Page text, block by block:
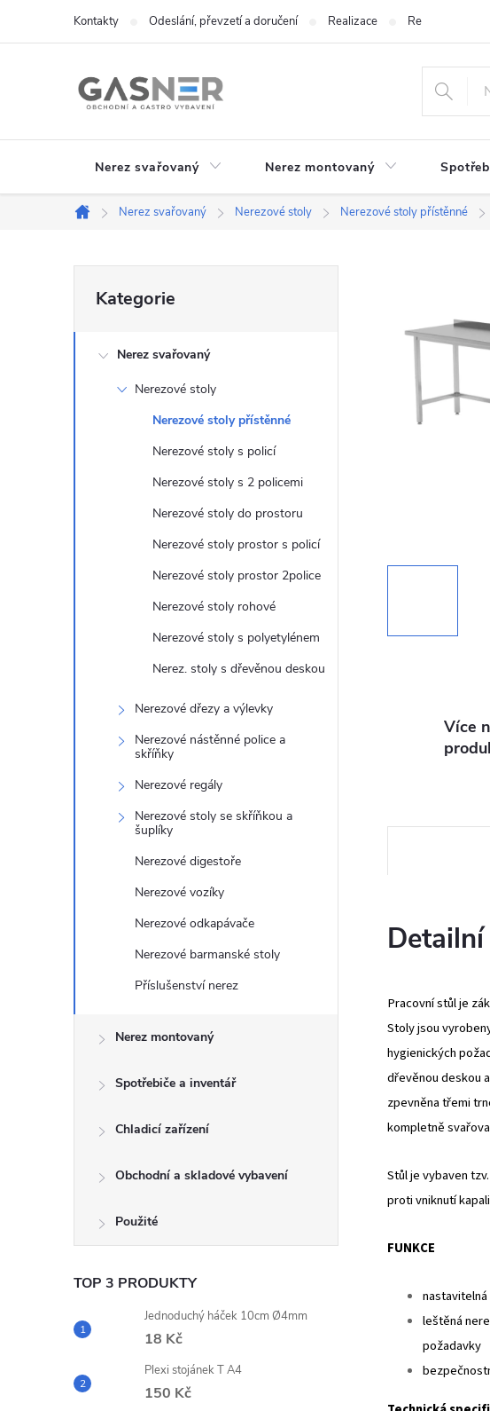
Kontakty Odeslání, převzetí a doručení Realizace Reklamace a
Nerez svařovaný Nerez montovaný
Domů
Nerez svařovaný Nerezové stoly Nerezové stoly přístěnné
o
kategorie
Kategorie
Nerez svařovaný
Nerezové stoly
Nerezové stoly přístěnné
Nerezové stoly s policí
Nerezové stoly s 2 policemi
Nerezové stoly do prostoru
Nerezové stoly prostor s policí
Nerezové stoly prostor 2police
Nerezové stoly rohové
Nerezové stoly s polyetylénem
Nerez. stoly s dřevěnou deskou
Nerezové dřezy a výlevky
Nerezové nástěnné police a
skříňky
Nerezové regály
Nerezové stoly se skříňkou a
šuplíky
Nerezové digestoře
Nerezové vozíky
Nerezové odkapávače
Nerezové barmanské stoly
Příslušenství nerez
Nerez montovaný
Spotřebiče a inventář
Chladicí zařízení
Obchodní a skladové vybavení
Použité
TOP 3 PRODUKTY
Jednoduchý háček 10cm Ø4mm
18 Kč
Plexi stojánek T A4
150 Kč
Více
Pracovní stůl je
Stoly jsou
hygienických
dřevěnou deskou
zpevněna třemi
kompletně
Stůl je vybaven
proti vniknutí
FUNKCE
leštěná
požadavky